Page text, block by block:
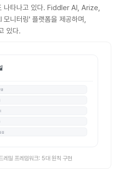
나타나고 있다. Fiddler AI, Arize,
니터링' 플랫폼을 제공하며,
있다.
레일 프레임워크: 5대 원칙 구현